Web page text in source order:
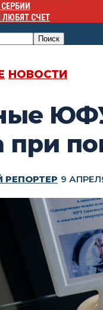
ЛЮБЯТ СЧЕТ
НОВОСТИ
при
РЕПОРТЕР 9